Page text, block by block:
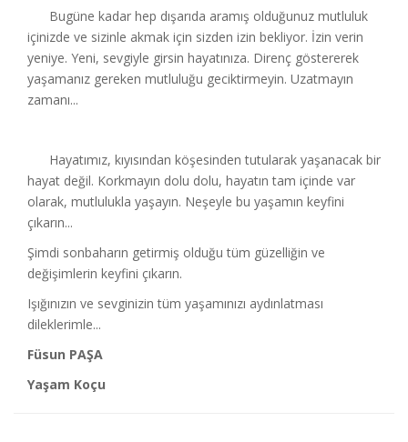
Bugüne kadar hep dışarıda aramış olduğunuz mutluluk
içinizde ve sizinle akmak için sizden izin bekliyor. İzin verin
yeniye. Yeni, sevgiyle girsin hayatınıza. Direnç göstererek
yaşamanız gereken mutluluğu geciktirmeyin. Uzatmayın
zamanı...
Hayatımız, kıyısından köşesinden tutularak yaşanacak bir
hayat değil. Korkmayın dolu dolu, hayatın tam içinde var
olarak, mutlulukla yaşayın. Neşeyle bu yaşamın keyfini
çıkarın...
Şimdi sonbaharın getirmiş olduğu tüm güzelliğin ve
değişimlerin keyfini çıkarın.
Işığınızın ve sevginizin tüm yaşamınızı aydınlatması
dileklerimle...
Füsun PAŞA
Yaşam Koçu